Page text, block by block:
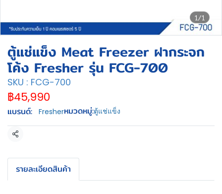
1/1
ตู้แช่แข็ง Meat Freezer ฝากระจก
โค้ง Fresher รุ่น FCG-700
SKU : FCG-700
฿45,990
แบรนด์: Fresherหมวดหมู่:ตู้แช่แข็ง
แชร์
รายละเอียดสินค้า